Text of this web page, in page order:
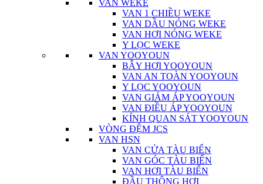
VAN WEKE
VAN 1 CHIỀU WEKE
VAN DẦU NÓNG WEKE
VAN HƠI NÓNG WEKE
Y LỌC WEKE
VAN YOOYOUN
BẪY HƠI YOOYOUN
VAN AN TOÀN YOOYOUN
Y LỌC YOOYOUN
VAN GIẢM ÁP YOOYOUN
VAN ĐIỀU ÁP YOOYOUN
KÍNH QUAN SÁT YOOYOUN
VÒNG ĐỆM JCS
VAN HSN
VAN CỬA TÀU BIỂN
VAN GÓC TÀU BIỂN
VAN HƠI TÀU BIỂN
ĐẦU THÔNG HƠI